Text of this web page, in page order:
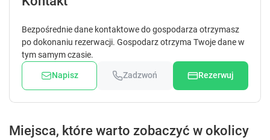
Zgłoś brakujące informacje
Bezpośrednie dane kontaktowe do gospodarza otrzymasz
po dokonaniu rezerwacji. Gospodarz otrzyma Twoje dane w
tym samym czasie.
Napisz Zadzwoń Rezerwuj
Miejsca, które warto zobaczyć w okolicy